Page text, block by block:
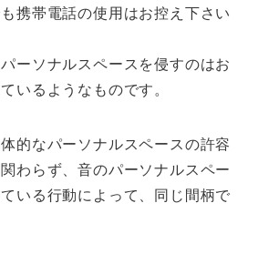
携帯電話の使用はお控え下さい
ーソナルスペースを侵すのはお
いるようなものです。
的なパーソナルスペースの許容
わらず、音のパーソナルスペー
いる行動によって、同じ間柄で